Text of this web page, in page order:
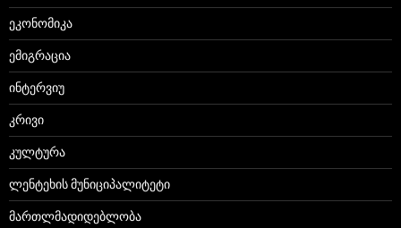
ეკონომიკა
ემიგრაცია
ინტერვიუ
კრივი
კულტურა
ლენტეხის მუნიციპალიტეტი
მართლმადიდებლობა